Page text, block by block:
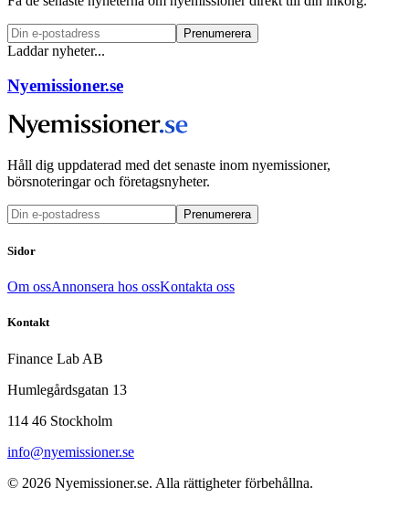
Prenumerera
Laddar nyheter...
Nyemissioner.se
Håll dig uppdaterad med det senaste inom nyemissioner,
börsnoteringar och företagsnyheter.
Prenumerera
Sidor
Om ossAnnonsera hos ossKontakta oss
Kontakt
Finance Lab AB
Humlegårdsgatan 13
114 46 Stockholm
info@nyemissioner.se
© 2026 Nyemissioner.se. Alla rättigheter förbehållna.